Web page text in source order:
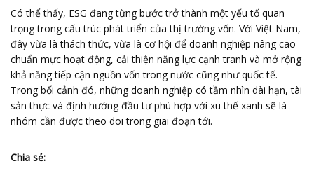
Có thể thấy, ESG đang từng bước trở thành một yếu tố quan
trọng trong cấu trúc phát triển của thị trường vốn. Với Việt Nam,
đây vừa là thách thức, vừa là cơ hội để doanh nghiệp nâng cao
chuẩn mực hoạt động, cải thiện năng lực cạnh tranh và mở rộng
khả năng tiếp cận nguồn vốn trong nước cũng như quốc tế.
Trong bối cảnh đó, những doanh nghiệp có tầm nhìn dài hạn, tài
sản thực và định hướng đầu tư phù hợp với xu thế xanh sẽ là
nhóm cần được theo dõi trong giai đoạn tới.
Chia sẻ: